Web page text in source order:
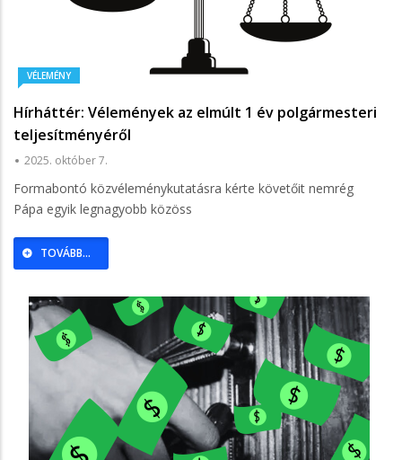
VÉLEMÉNY
Hírháttér: Vélemények az elmúlt 1 év polgármesteri
teljesítményéről
2025. október 7.
Formabontó közvéleménykutatásra kérte követőit nemrég
Pápa egyik legnagyobb közöss
TOVÁBB...